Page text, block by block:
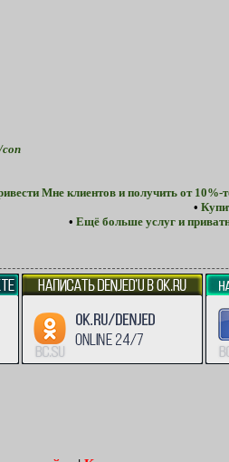
con
Мне клиентов и получить от
•
• Ещё больше услуг и